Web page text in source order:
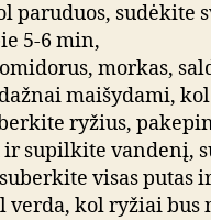
paruduos, sudėkite
5-6 min,
morkas,
maišydami,
ryžius,
supilkite vandenį,
visas putas
verda, kol ryžiai